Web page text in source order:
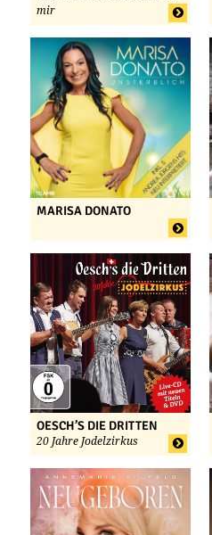
mir
MARISA DONATO
OESCH’S DIE DRITTEN
20 Jahre Jodelzirkus